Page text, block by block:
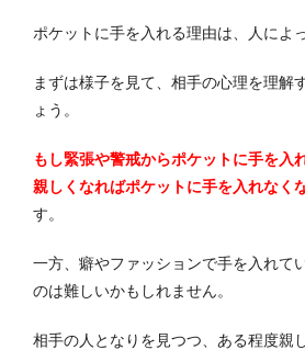
ポケットに手を入れる理由は、人によ
まずは様子を見て、相手の心理を理解
ょう。
もし緊張や警戒からポケットに手を入
親しくなればポケットに手を入れなく
す。
一方、癖やファッションで手を入れて
のは難しいかもしれません。
相手の人となりを見つつ、ある程度親